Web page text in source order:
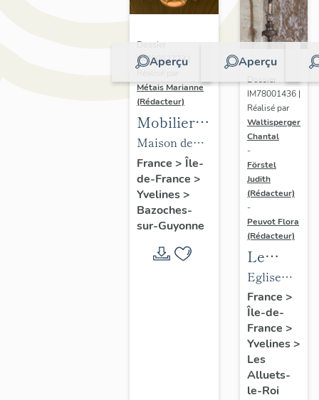
Aperçu
Dossier
IM78002723 |
Métais Marianne
(Rédacteur)
Mobilier
de la
maison
Louis
Carré
Maison de
villégiature
dite maison
Louis Carré
France > Île-
de-France >
Yvelines>
Bazoches-
sur-Guyonne
Aperçu
Dossier
IM78001436 |
Réalisé par
Waltisperger
Chantal
-
Förstel
Judith
(Rédacteur)
-
Peuvot Flora
(Rédacteur)
Le
mobilier
de
l'église
Saint-
Nicolas
Eglise
paroissiale
Saint-
Nicolas
France >
Île-de-
France >
Yvelines>
Les
Alluets-
le-Roi